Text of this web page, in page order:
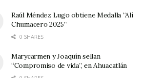
Raúl Méndez Lugo obtiene Medalla “Alí
Chumacero 2025”
0 SHARES
Marycarmen y Joaquín sellan
“Compromiso de vida”, en Ahuacatlán